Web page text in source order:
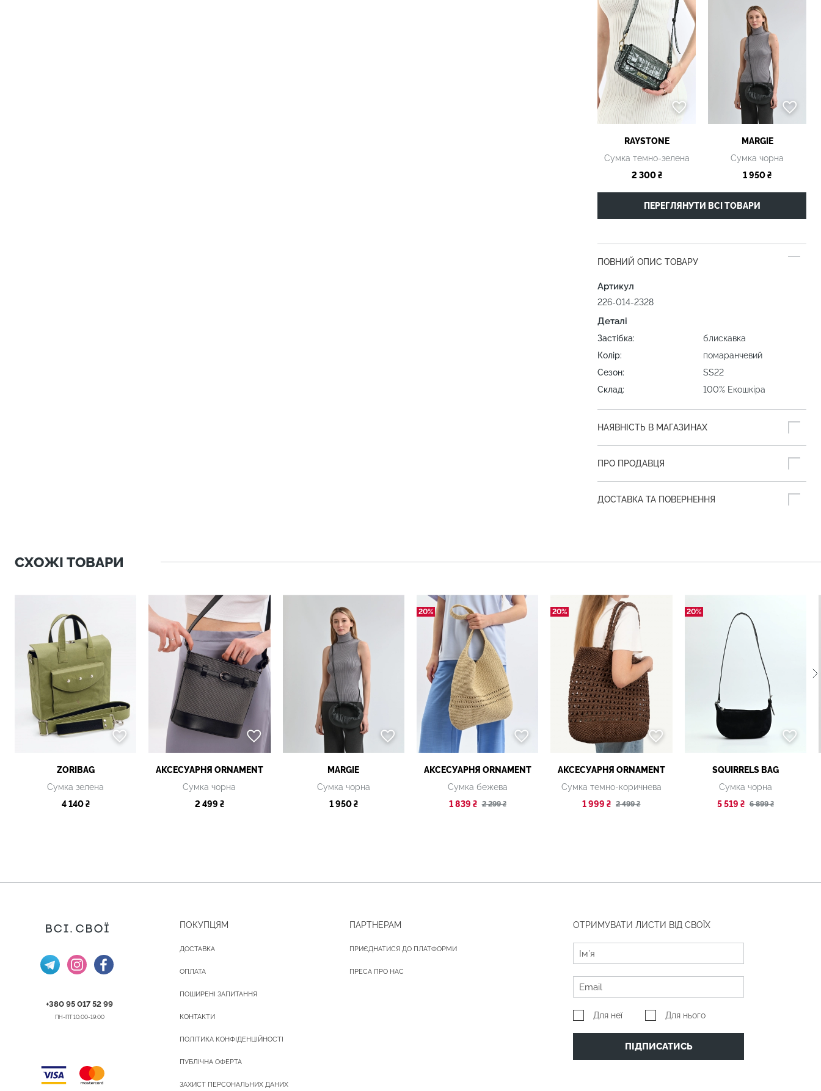
RAYSTONE
Сумка темно-зелена
2 300 ₴
MARGIE
Сумка чорна
1 950 ₴
ПЕРЕГЛЯНУТИ ВСІ ТОВАРИ
ПОВНИЙ ОПИС ТОВАРУ
Артикул
226-014-2328
Деталі
Застібка:
блискавка
Колір:
помаранчевий
Сезон:
SS22
Склад:
100% Екошкіра
НАЯВНІСТЬ В МАГАЗИНАХ
ПРО ПРОДАВЦЯ
ДОСТАВКА ТА ПОВЕРНЕННЯ
СХОЖІ ТОВАРИ
ZORIBAG
Сумка зелена
4 140 ₴
АКСЕСУАРНЯ ОRNAMENT
Сумка чорна
2 499 ₴
MARGIE
Сумка чорна
1 950 ₴
20%
АКСЕСУАРНЯ ОRNAMENT
Сумка бежева
1 839 ₴ 2 299 ₴
20%
АКСЕСУАРНЯ ОRNAMENT
Сумка темно-коричнева
1 999 ₴
2 499 ₴
20%
SQUIRRELS BAG
Сумка чорна
5 519 ₴ 6 899 ₴
+380 95 017 52 99
ПН-ПТ 10:00-19:00
ПОКУПЦЯМ
ДОСТАВКА
ОПЛАТА
ПОШИРЕНІ ЗАПИТАННЯ
КОНТАКТИ
ПОЛІТИКА КОНФІДЕНЦІЙНОСТІ
ПУБЛІЧНА ОФЕРТА
ЗАХИСТ ПЕРСОНАЛЬНИХ ДАНИХ
ПАРТНЕРАМ
ПРИЄДНАТИСЯ ДО ПЛАТФОРМИ
ПРЕСА ПРО НАС
ОТРИМУВАТИ ЛИСТИ ВІД СВОЇХ
Для неї Для нього
ПІДПИСАТИСЬ